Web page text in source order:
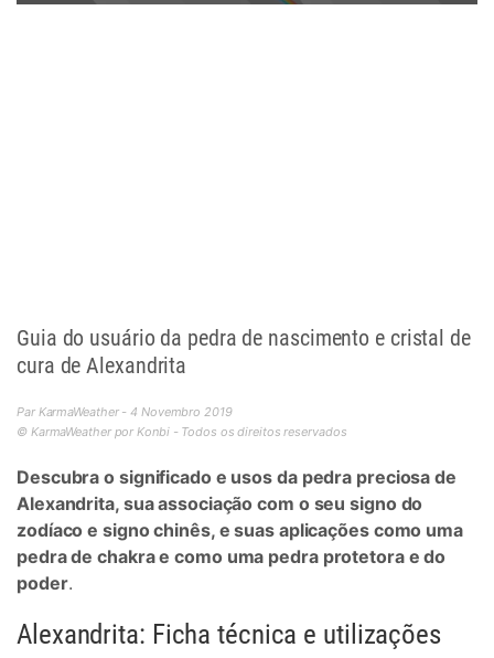
Guia do usuário da pedra de nascimento e cristal de
cura de Alexandrita
Par KarmaWeather - 4 Novembro 2019
© KarmaWeather por Konbi - Todos os direitos reservados
Descubra o significado e usos da pedra preciosa de
Alexandrita, sua associação com o seu signo do
zodíaco e signo chinês, e suas aplicações como uma
pedra de chakra e como uma pedra protetora e do
poder.
Alexandrita: Ficha técnica e utilizações